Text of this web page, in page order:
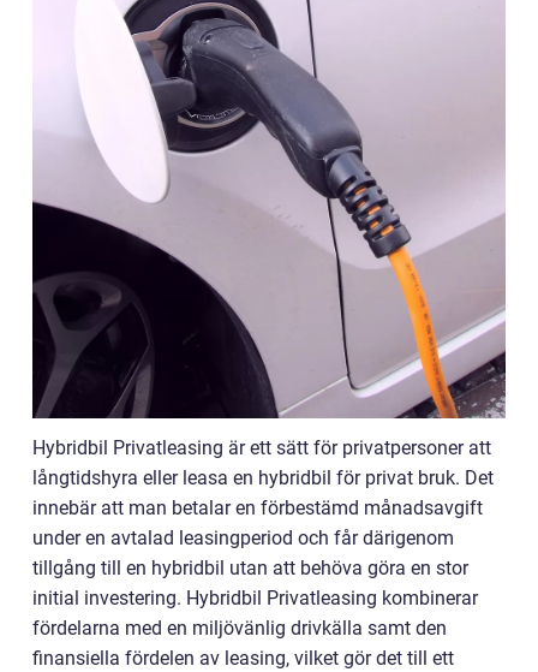
Hybridbil Privatleasing är ett sätt för privatpersoner att
långtidshyra eller leasa en hybridbil för privat bruk. Det
innebär att man betalar en förbestämd månadsavgift
under en avtalad leasingperiod och får därigenom
tillgång till en hybridbil utan att behöva göra en stor
initial investering. Hybridbil Privatleasing kombinerar
fördelarna med en miljövänlig drivkälla samt den
finansiella fördelen av leasing, vilket gör det till ett